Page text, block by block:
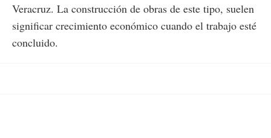
Veracruz. La construcción de obras de este tipo, suelen
significar crecimiento económico cuando el trabajo esté
concluido.